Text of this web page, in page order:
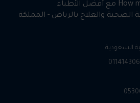
الطبي How medical group مع أفضل الأطباء
الصحية والعلاج بالرياض - المملكة
السعودية